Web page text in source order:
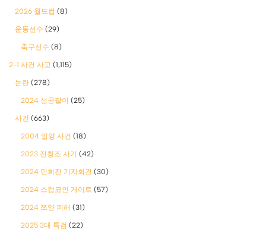
2026 월드컵 (8)
운동선수 (29)
축구선수 (8)
2-1 사건 사고 (1,115)
논란 (278)
2024 성공팔이 (25)
사건 (663)
2004 밀양 사건 (18)
2023 전청조 사기 (42)
2024 민희진 기자회견 (30)
2024 스캠코인 게이트 (57)
2024 쯔양 피해 (31)
2025 3대 특검 (22)